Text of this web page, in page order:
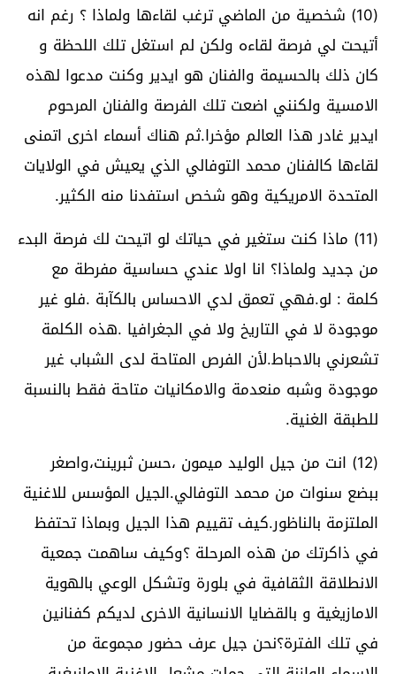
(10) شخصية من الماضي ترغب لقاءها ولماذا ؟ رغم انه
أتيحت لي فرصة لقاءه ولكن لم استغل تلك اللحظة و
كان ذلك بالحسيمة والفنان هو ايدير وكنت مدعوا لهذه
الامسية ولكنني اضعت تلك الفرصة والفنان المرحوم
ايدير غادر هذا العالم مؤخرا.ثم هناك أسماء اخرى اتمنى
لقاءها كالفنان محمد التوفالي الذي يعيش في الولايات
المتحدة الامريكية وهو شخص استفدنا منه الكثير.
(11) ماذا كنت ستغير في حياتك لو اتيحت لك فرصة البدء
من جديد ولماذا؟ انا اولا عندي حساسية مفرطة مع
كلمة : لو.فهي تعمق لدي الاحساس بالكآبة .فلو غير
موجودة لا في التاريخ ولا في الجغرافيا .هذه الكلمة
تشعرني بالاحباط.لأن الفرص المتاحة لدى الشباب غير
موجودة وشبه منعدمة والامكانيات متاحة فقط بالنسبة
للطبقة الغنية.
(12) انت من جيل الوليد ميمون ،حسن ثبرينت،واصغر
ببضع سنوات من محمد التوفالي.الجيل المؤسس للاغنية
الملتزمة بالناظور.كيف تقييم هذا الجيل وبماذا تحتفظ
في ذاكرتك من هذه المرحلة ؟وكيف ساهمت جمعية
الانطلاقة الثقافية في بلورة وتشكل الوعي بالهوية
الامازيغية و بالقضايا الانسانية الاخرى لديكم كفنانين
في تلك الفترة؟نحن جيل عرف حضور مجموعة من